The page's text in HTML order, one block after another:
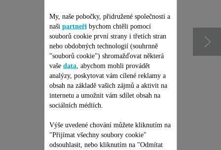
příslušenství
NŮŽ 42 MM CS-00135745
My, naše pobočky, přidružené společnosti a
naši partneři bychom chtěli pomocí
souborů cookie první strany i třetích stran
nebo obdobných technologií (souhrnně
"souborů cookie") shromažďovat některá
vaše data, abychom mohli provádět
analýzy, poskytovat vám cílené reklamy a
obsah na základě vašich zájmů a aktivit na
internetu a umožnit vám sdílet obsah na
sociálních médiích.
Výše uvedené chování můžete kliknutím na
"Přijímat všechny soubory cookie"
odsouhlasit, nebo kliknutím na "Odmítat